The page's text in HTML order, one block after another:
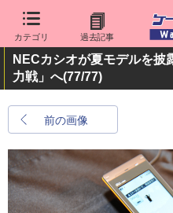
カテゴリ 過去記事
NECカシオが夏モデルを披
力戦」へ(77/77)
前の画像